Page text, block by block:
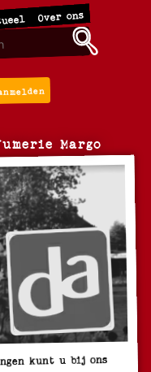
Over ons
Margo
kunt u bij ons